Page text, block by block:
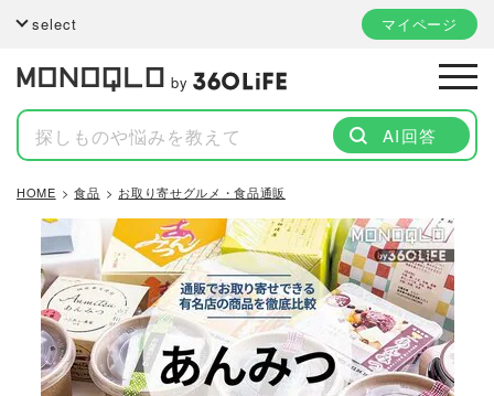
select マイページ
by
AI回答
HOME 食品 お取り寄せグルメ・食品通販